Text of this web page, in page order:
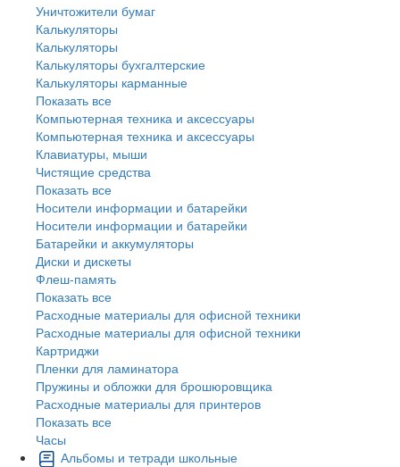
Уничтожители бумаг
Калькуляторы
Калькуляторы
Калькуляторы бухгалтерские
Калькуляторы карманные
Показать все
Компьютерная техника и аксессуары
Компьютерная техника и аксессуары
Клавиатуры, мыши
Чистящие средства
Показать все
Носители информации и батарейки
Носители информации и батарейки
Батарейки и аккумуляторы
Диски и дискеты
Флеш-память
Показать все
Расходные материалы для офисной техники
Расходные материалы для офисной техники
Картриджи
Пленки для ламинатора
Пружины и обложки для брошюровщика
Расходные материалы для принтеров
Показать все
Часы
Альбомы и тетради школьные